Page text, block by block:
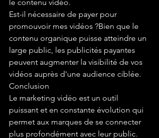
le contenu vidéo.
Est-il nécessaire de payer pour
promouvoir mes vidéos ?Bien que le
contenu organique puisse atteindre un
large public, les publicités payantes
peuvent augmenter la visibilité de vos
vidéos auprès d'une audience ciblée.
Conclusion
Le marketing vidéo est un outil
puissant et en constante évolution qui
permet aux marques de se connecter
plus profondément avec leur public.